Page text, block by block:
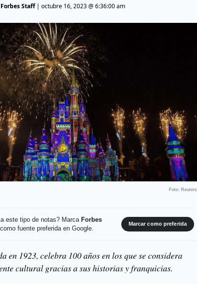
Forbes Staff| octubre 16, 2023 @ 6:36:00 am
Foto: Reuters.
este tipo de notas? Marca Forbes
fuente preferida en Google.
Marcar como preferida
en 1923, celebra 100 años en los que se considera
cultural gracias a sus historias y franquicias.